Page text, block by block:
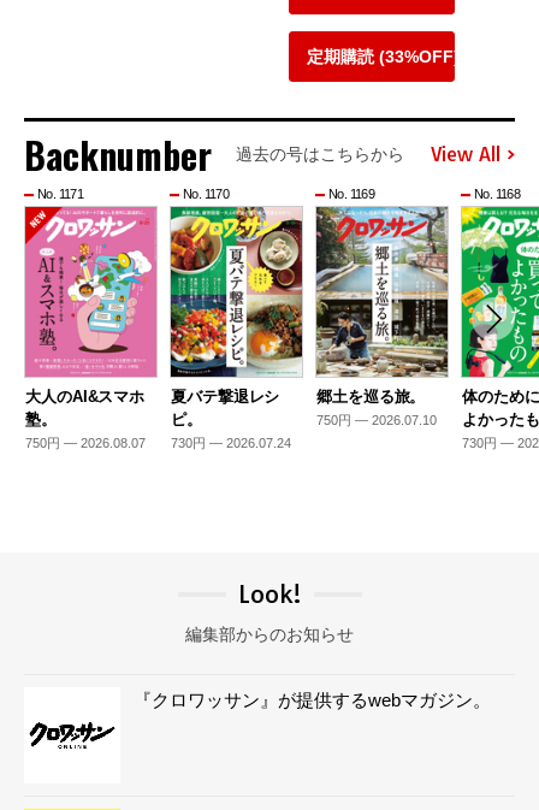
定期購読 (33%OFF)
Backnumber 過去の号はこちらから View All
No. 1171
大人のAI&スマホ
塾。
750円 — 2026.08.07
No. 1170
夏バテ撃退レシ
ピ。
730円 — 2026.07.24
No. 1169
郷土を巡る旅。
750円 — 2026.07.10
No. 1168
体のため
よかった
730円 —
Look!
編集部からのお知らせ
『クロワッサン』が提供するwebマガジン。